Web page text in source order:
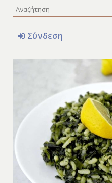
Σύνδεση